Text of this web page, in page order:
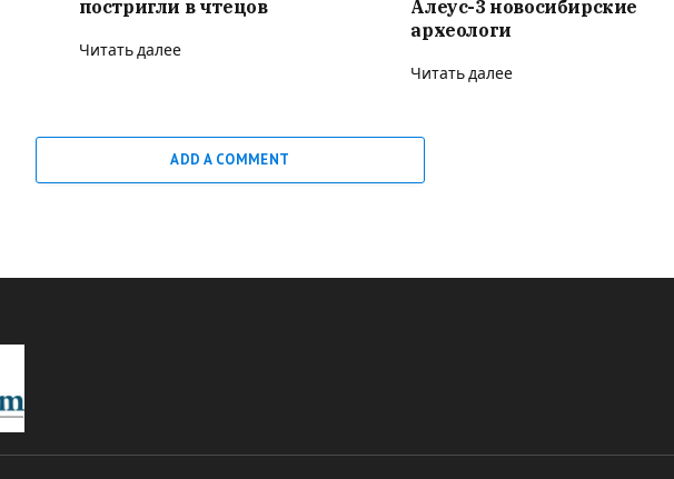
постригли в чтецов
Читать далее
Алеус-3 новосибирские
археологи
Читать далее
ADD A COMMENT